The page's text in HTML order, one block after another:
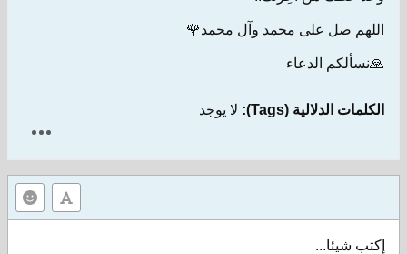
اللهم صل على محمد وآل محمد🌹
🙏نسألكم الدعاء
الكلمات الدلالية (Tags): لا يوجد
إكتب شيئا...